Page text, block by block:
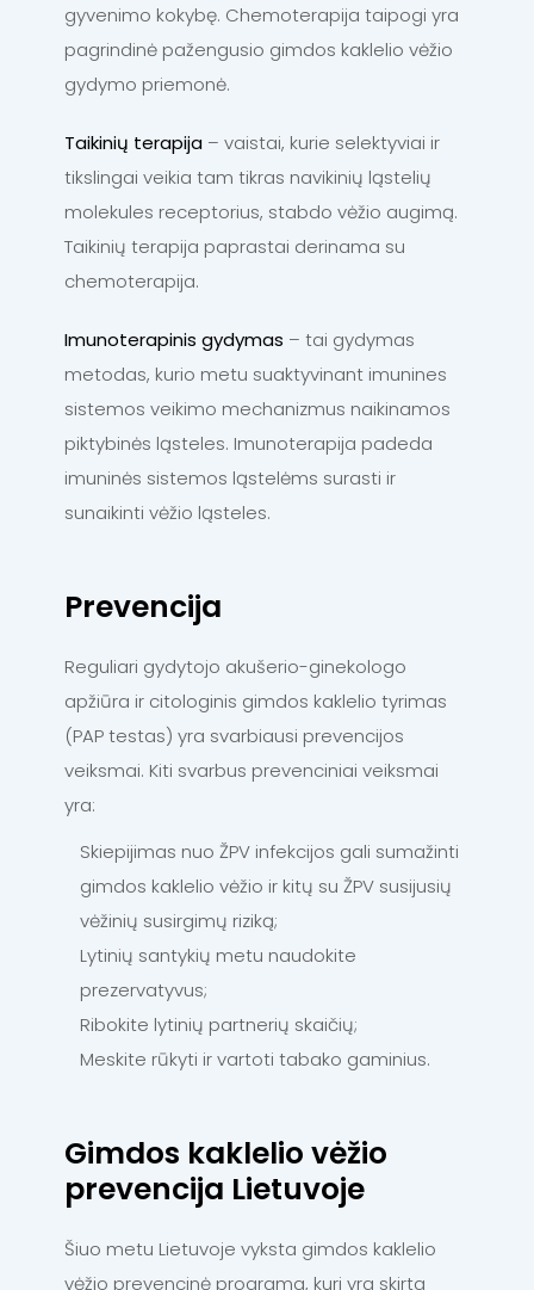
gyvenimo kokybę. Chemoterapija taipogi yra
pagrindinė pažengusio gimdos kaklelio vėžio
gydymo priemonė.
Taikinių terapija – vaistai, kurie selektyviai ir
tikslingai veikia tam tikras navikinių ląstelių
molekules receptorius, stabdo vėžio augimą.
Taikinių terapija paprastai derinama su
chemoterapija.
Imunoterapinis gydymas – tai gydymas
metodas, kurio metu suaktyvinant imunines
sistemos veikimo mechanizmus naikinamos
piktybinės ląsteles. Imunoterapija padeda
imuninės sistemos ląstelėms surasti ir
sunaikinti vėžio ląsteles.
Prevencija
Reguliari gydytojo akušerio-ginekologo
apžiūra ir citologinis gimdos kaklelio tyrimas
(PAP testas) yra svarbiausi prevencijos
veiksmai. Kiti svarbus prevenciniai veiksmai
yra:
Skiepijimas nuo ŽPV infekcijos gali sumažinti
gimdos kaklelio vėžio ir kitų su ŽPV susijusių
vėžinių susirgimų riziką;
Lytinių santykių metu naudokite
prezervatyvus;
Ribokite lytinių partnerių skaičių;
Meskite rūkyti ir vartoti tabako gaminius.
Gimdos kaklelio vėžio
prevencija Lietuvoje
Šiuo metu Lietuvoje vyksta gimdos kaklelio
vėžio prevencinė programa, kuri yra skirta